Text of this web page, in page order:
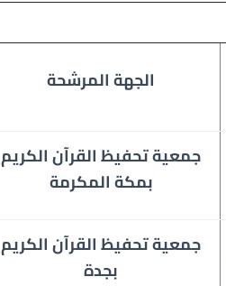
الجهة المرشحة
جمعية تحفيظ القرآن الكريم
بمكة المكرمة
جمعية تحفيظ القرآن الكريم
بجدة